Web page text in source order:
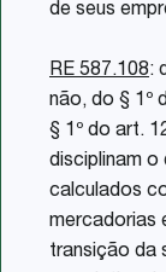
de seus
RE 587.108:
não, do § 1º
§ 1º do art.
disciplinam
calculados
mercadorias
transição da